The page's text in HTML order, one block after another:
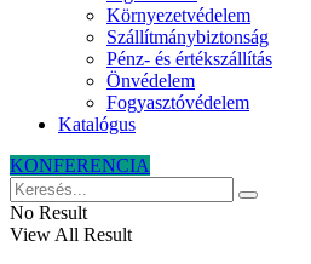
Környezetvédelem
Szállítmánybiztonság
Pénz- és értékszállítás
Önvédelem
Fogyasztóvédelem
Katalógus
KONFERENCIA
No Result
View All Result